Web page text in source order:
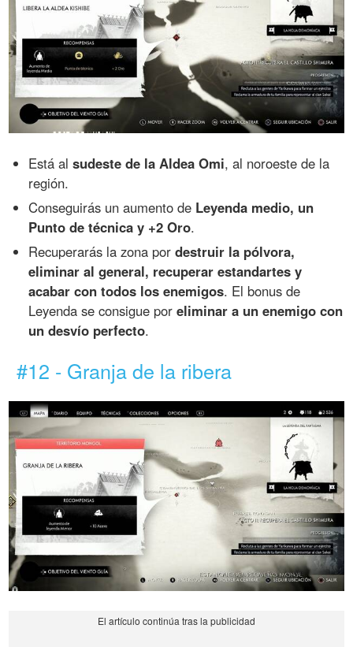
Está alsudeste de la Aldea Omi, al noroeste de la
región.
Conseguirás un aumento de Leyenda medio, un
Punto de técnica y +2 Oro.
Recuperarás la zona pordestruir la pólvora,
eliminar al general, recuperar estandartes y
acabar con todos los enemigos. El bonus de
Leyenda se consigue poreliminar a un enemigo con
un desvío perfecto.
#12 - Granja de la ribera